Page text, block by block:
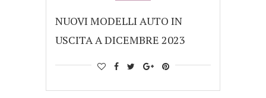
NUOVI MODELLI AUTO IN
USCITA A DICEMBRE 2023